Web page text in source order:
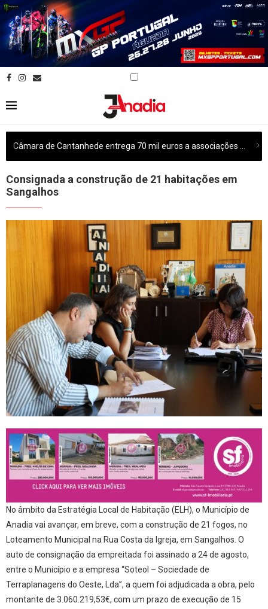
Consignada a construção de 21 habitações em
Sangalhos
No âmbito da Estratégia Local de Habitação (ELH), o Município de
Anadia vai avançar, em breve, com a construção de 21 fogos, no
Loteamento Municipal na Rua Costa da Igreja, em Sangalhos. O
auto de consignação da empreitada foi assinado a 24 de agosto,
entre o Município e a empresa “Soteol – Sociedade de
Terraplanagens do Oeste, Lda”, a quem foi adjudicada a obra, pelo
montante de 3.060.219,53€, com um prazo de execução de 15